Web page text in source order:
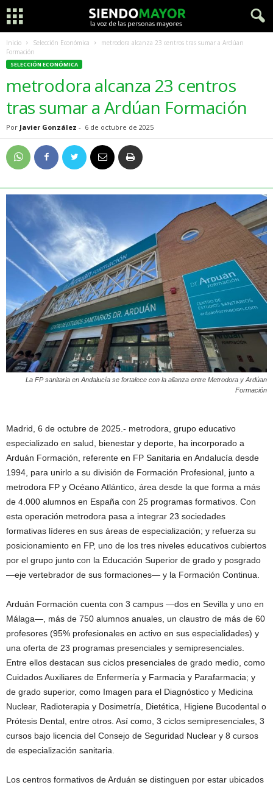
Inicio Selección Económica
metrodora alcanza 23 centros tras sumar a Ardúan
Formación
SELECCIÓN ECONÓMICA
metrodora alcanza 23 centros
tras sumar a Ardúan Formación
Por Javier González - 6 de octubre de 2025
La FP sanitaria en Andalucía se fortalece con la alianza entre Metrodora y Ardúan
Formación
Madrid, 6 de octubre de 2025.- metrodora, grupo educativo
especializado en salud, bienestar y deporte, ha incorporado a
Arduán Formación, referente en FP Sanitaria en Andalucía desde
1994, para unirlo a su división de Formación Profesional, junto a
metrodora FP y Océano Atlántico, área desde la que forma a más
de 4.000 alumnos en España con 25 programas formativos. Con
esta operación metrodora pasa a integrar 23 sociedades
formativas líderes en sus áreas de especialización; y refuerza su
posicionamiento en FP, uno de los tres niveles educativos cubiertos
por el grupo junto con la Educación Superior de grado y posgrado
—eje vertebrador de sus formaciones— y la Formación Continua.
Arduán Formación cuenta con 3 campus —dos en Sevilla y uno en
Málaga—, más de 750 alumnos anuales, un claustro de más de 60
profesores (95% profesionales en activo en sus especialidades) y
una oferta de 23 programas presenciales y semipresenciales.
Entre ellos destacan sus ciclos presenciales de grado medio, como
Cuidados Auxiliares de Enfermería y Farmacia y Parafarmacia; y
de grado superior, como Imagen para el Diagnóstico y Medicina
Nuclear, Radioterapia y Dosimetría, Dietética, Higiene Bucodental o
Prótesis Dental, entre otros. Así como, 3 ciclos semipresenciales, 3
cursos bajo licencia del Consejo de Seguridad Nuclear y 8 cursos
de especialización sanitaria.
Los centros formativos de Arduán se distinguen por estar ubicados